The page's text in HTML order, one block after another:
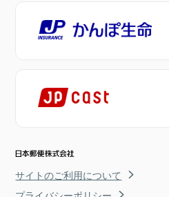
サイトのご利用について